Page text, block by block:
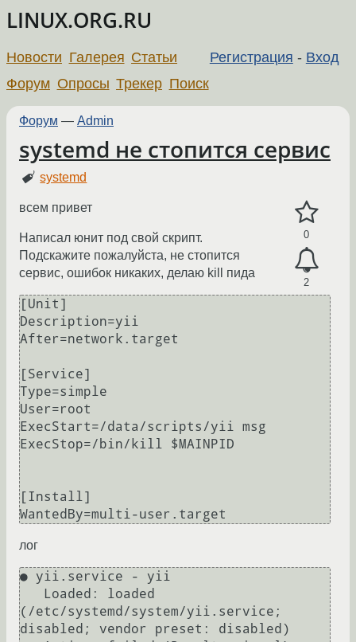
LINUX.ORG.RU
Регистрация - Вход
Новости Галерея Статьи
Форум Опросы Трекер Поиск
Форум — Admin
systemd не стопится сервис
systemd
0
2
всем привет
Написал юнит под свой скрипт.
Подскажите пожалуйста, не стопится
сервис, ошибок никаких, делаю kill пида
[Unit]
Description=yii
After=network.target
[Service]
Type=simple
User=root
ExecStart=/data/scripts/yii msg
ExecStop=/bin/kill $MAINPID
[Install]
лог
● yii.service - yii
(/etc/systemd/system/yii.service;
disabled; vendor preset: disabled)